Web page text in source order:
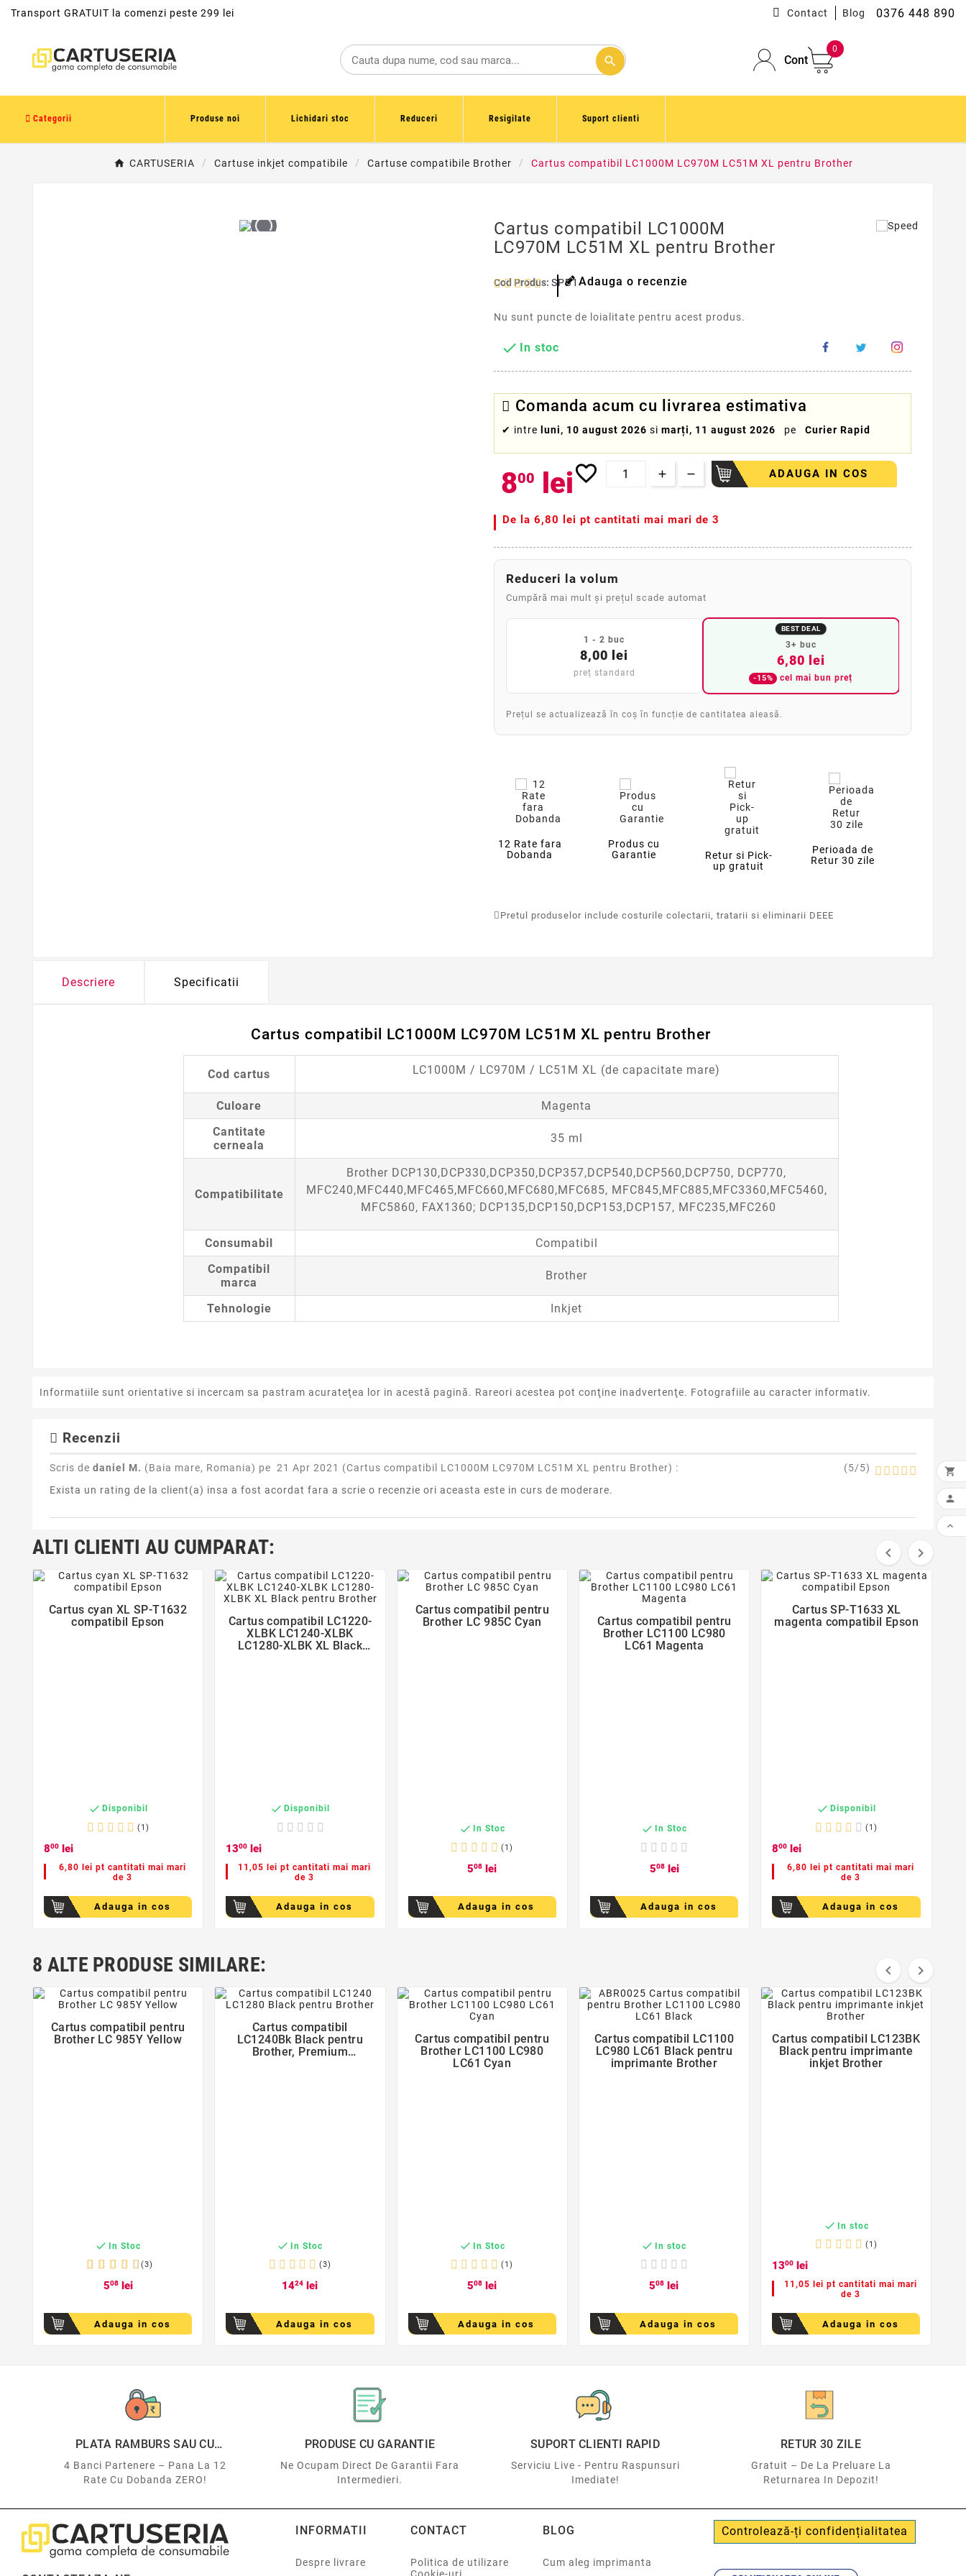
0376 448 890
Transport GRATUIT la comenzi peste 299 lei Contact Blog
search Cont
0
Categorii Produse noi Lichidari stoc Reduceri Resigilate Suport clienti
CARTUSERIA Cartuse inkjet compatibile Cartuse compatibile Brother Cartus compatibil LC1000M LC970M LC51M XL pentru Brother
Cartus compatibil LC1000M
LC970M LC51M XL pentru Brother
Cod Produs: SPB1000XLM
Adauga o recenzie
Nu sunt puncte de loialitate pentru acest produs.
 In stoc
Comanda acum cu livrarea estimativa
✔ intre luni, 10 august 2026 si marți, 11 august 2026 pe Curier Rapid
800 leifavorite_border ADAUGA IN COS
De la 6,80 lei pt cantitati mai mari de 3
Reduceri la volum
Cumpără mai mult și prețul scade automat
1 - 2 buc
8,00 lei
preț standard
BEST DEAL
3+ buc
6,80 lei
-15% cel mai bun preț
Prețul se actualizează în coș în funcție de cantitatea aleasă.
12 Rate fara
Dobanda
Produs cu
Garantie
Retur si Pick-
up gratuit
Perioada de
Retur 30 zile
Pretul produselor include costurile colectarii, tratarii si eliminarii DEEE
Descriere Specificatii
Cartus compatibil LC1000M LC970M LC51M XL pentru Brother
Cod cartus LC1000M / LC970M / LC51M XL (de capacitate mare)
Culoare
Magenta
Cantitate
cerneala
35 ml
Compatibilitate
Brother DCP130,DCP330,DCP350,DCP357,DCP540,DCP560,DCP750, DCP770,
MFC240,MFC440,MFC465,MFC660,MFC680,MFC685, MFC845,MFC885,MFC3360,MFC5460,
MFC5860, FAX1360; DCP135,DCP150,DCP153,DCP157, MFC235,MFC260
Consumabil
Compatibil
Compatibil
marca
Brother
Tehnologie Inkjet
Informatiile sunt orientative si incercam sa pastram acurateţea lor in acestă pagină. Rareori acestea pot conţine inadvertenţe. Fotografiile au caracter informativ.
Recenzii
Scris de daniel M. (Baia mare, Romania) pe 21 Apr 2021 (Cartus compatibil LC1000M LC970M LC51M XL pentru Brother) : (5/5)
Exista un rating de la client(a) insa a fost acordat fara a scrie o recenzie ori aceasta este in curs de moderare.
ALTI CLIENTI AU CUMPARAT:  

favorite_border
Cartus cyan XL SP-T1632
compatibil Epson
 Disponibil
(1)
800 lei
6,80 lei pt cantitati mai mari
de 3
Adauga in cos

favorite_border
Cartus compatibil LC1220-
XLBK LC1240-XLBK
LC1280-XLBK XL Black
 Disponibil
1300 lei
11,05 lei pt cantitati mai mari
de 3
Adauga in cos

favorite_border
Cartus compatibil pentru
Brother LC 985C Cyan
 In Stoc
(1)
508 lei
Adauga in cos

favorite_border
Cartus compatibil pentru
Brother LC1100 LC980
LC61 Magenta
 In Stoc
508lei
Adauga in cos

favorite_border
Cartus SP-T1633 XL
magenta compatibil Epson
 Disponibil
(1)
800 lei
6,80 lei pt cantitati mai mari
de 3
Adauga in cos
8 ALTE PRODUSE SIMILARE:  

favorite_border
Cartus compatibil pentru
Brother LC 985Y Yellow
 In Stoc
(3)
508lei
Adauga in cos

favorite_border
Cartus compatibil
LC1240Bk Black pentru
Brother, Premium
 In Stoc
(3)
1424 lei
Adauga in cos

favorite_border
Cartus compatibil pentru
Brother LC1100 LC980
LC61 Cyan
 In Stoc
(1)
508 lei
Adauga in cos

favorite_border
Cartus compatibil LC1100
LC980 LC61 Black pentru
imprimante Brother
 In stoc
508 lei
Adauga in cos

favorite_border
Cartus compatibil LC123BK
Black pentru imprimante
inkjet Brother
 In stoc
(1)
1300 lei
11,05 lei pt cantitati mai mari
de 3
Adauga in cos
PLATA RAMBURS SAU CU
4 Banci Partenere – Pana La 12
Rate Cu Dobanda ZERO!
PRODUSE CU GARANTIE
Ne Ocupam Direct De Garantii Fara
Intermedieri.
SUPORT CLIENTI RAPID
Serviciu Live - Pentru Raspunsuri
Imediate!
RETUR 30 ZILE
Gratuit – De La Preluare La
Returnarea In Depozit!
INFORMATII
Despre livrare
CONTACT
Politica de utilizare
BLOG
Cum aleg imprimanta
Controlează-ți confidențialitatea


